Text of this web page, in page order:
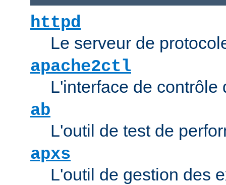
httpd
Le serveur de
apache2ctl
L'interface de contrôle
ab
L'outil de test de
apxs
L'outil de gestion des